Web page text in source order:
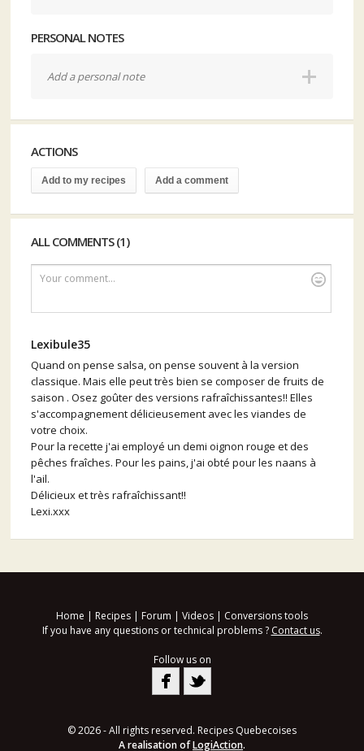
PERSONAL NOTES
Add a personal note
ACTIONS
Add to my recipes Add a comment
ALL COMMENTS (1)
Your comment...
Lexibule35
Quand on pense salsa, on pense souvent à la version
classique. Mais elle peut très bien se composer de fruits de
saison . Osez goûter des versions rafraîchissantes!! Elles
s'accompagnement délicieusement avec les viandes de
votre choix.
Pour la recette j'ai employé un demi oignon rouge et des
pêches fraîches. Pour les pains, j'ai obté pour les naans à
l'ail.
Délicieux et très rafraîchissant!!
Lexi.xxx
Home | Recipes | Forum | Videos | Conversions tools
If you have any questions or technical problems ? Contact us.
Follow us on
© 2026 - All rights reserved. Recipes Quebecoises
A realisation ofLogiAction.